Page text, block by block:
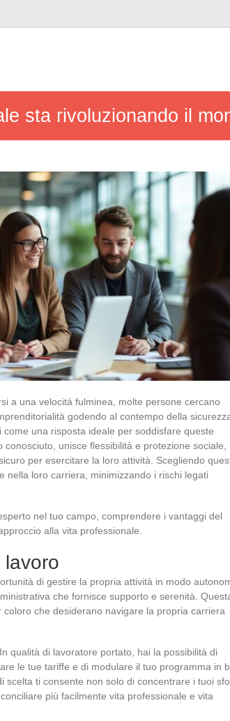
sta rivoluzionando il
a una velocità fulminea, molte persone cercano
godendo al contempo della
come una risposta ideale per soddisfare queste
unisce flessibilità e protezione sociale,
per esercitare la loro attività. Scegliendo
nella loro carriera, minimizzando i rischi legati
nel tuo campo, comprendere i vantaggi del
alla vita professionale.
lavoro
di gestire la propria attività in modo
che fornisce supporto e serenità.
che desiderano navigare la propria carriera
qualità di lavoratore portato, hai la possibilità di
le tue tariffe e di modulare il tuo programma in
ti consente non solo di concentrare i tuoi
più facilmente vita professionale e vita